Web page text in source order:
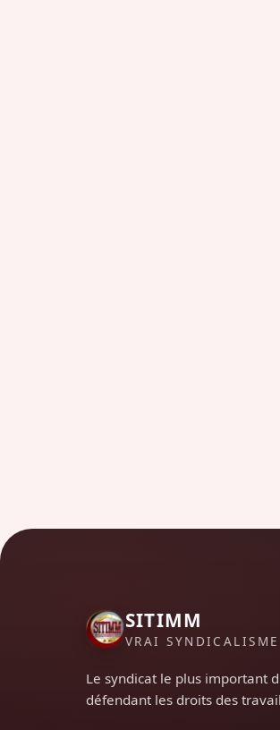
SITIMM
VRAI SYNDICALISME
Le syndicat le plus important
défendant les droits des